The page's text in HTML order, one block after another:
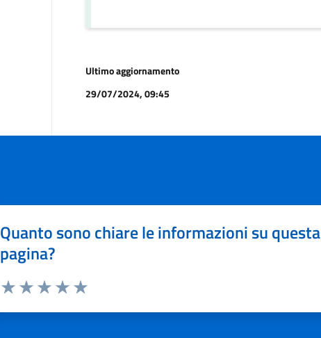
Ultimo aggiornamento
29/07/2024, 09:45
Quanto sono chiare le informazioni su questa
pagina?